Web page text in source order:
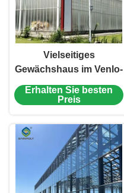
Vielseitiges
Gewächshaus im Venlo-
Stil mit
Energieisolierung und
Klimaregulierung für
den Anbau das ganze
Jahr über
Erhalten Sie besten
Preis